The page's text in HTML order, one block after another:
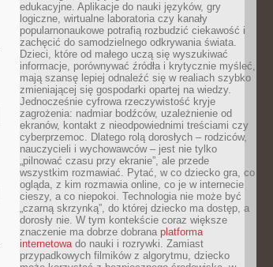
edukacyjne. Aplikacje do nauki języków, gry
logiczne, wirtualne laboratoria czy kanały
popularnonaukowe potrafią rozbudzić ciekawość i
zachęcić do samodzielnego odkrywania świata.
Dzieci, które od małego uczą się wyszukiwać
informacje, porównywać źródła i krytycznie myśleć,
mają szansę lepiej odnaleźć się w realiach szybko
zmieniającej się gospodarki opartej na wiedzy.
Jednocześnie cyfrowa rzeczywistość kryje
zagrożenia: nadmiar bodźców, uzależnienie od
ekranów, kontakt z nieodpowiednimi treściami czy
cyberprzemoc. Dlatego rolą dorosłych – rodziców,
nauczycieli i wychowawców – jest nie tylko
„pilnować czasu przy ekranie”, ale przede
wszystkim rozmawiać. Pytać, w co dziecko gra, co
ogląda, z kim rozmawia online, co je w internecie
cieszy, a co niepokoi. Technologia nie może być
„czarną skrzynką”, do której dziecko ma dostęp, a
dorosły nie. W tym kontekście coraz większe
znaczenie ma dobrze dobrana platforma
internetowado nauki i rozrywki. Zamiast
przypadkowych filmików z algorytmu, dziecko